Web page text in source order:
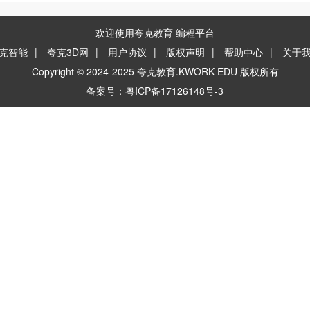
欢迎使用夸克教育 编程平台
智能 | 夸克3D网 | 用户协议 | 版权声明 | 帮助中心 |
关于
Copyright © 2024-2025 夸克教育.KWORK EDU 版权所有
备案号：粤ICP备17126148号-3